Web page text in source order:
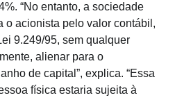
“No entanto, a sociedade
o acionista pelo valor contábil,
9.249/95, sem qualquer
alienar para o
de capital”, explica. “Essa
física estaria sujeita à